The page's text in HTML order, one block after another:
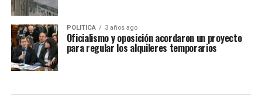
POLITICA 3 años ago
Oficialismo y oposición acordaron un proyecto
para regular los alquileres temporarios